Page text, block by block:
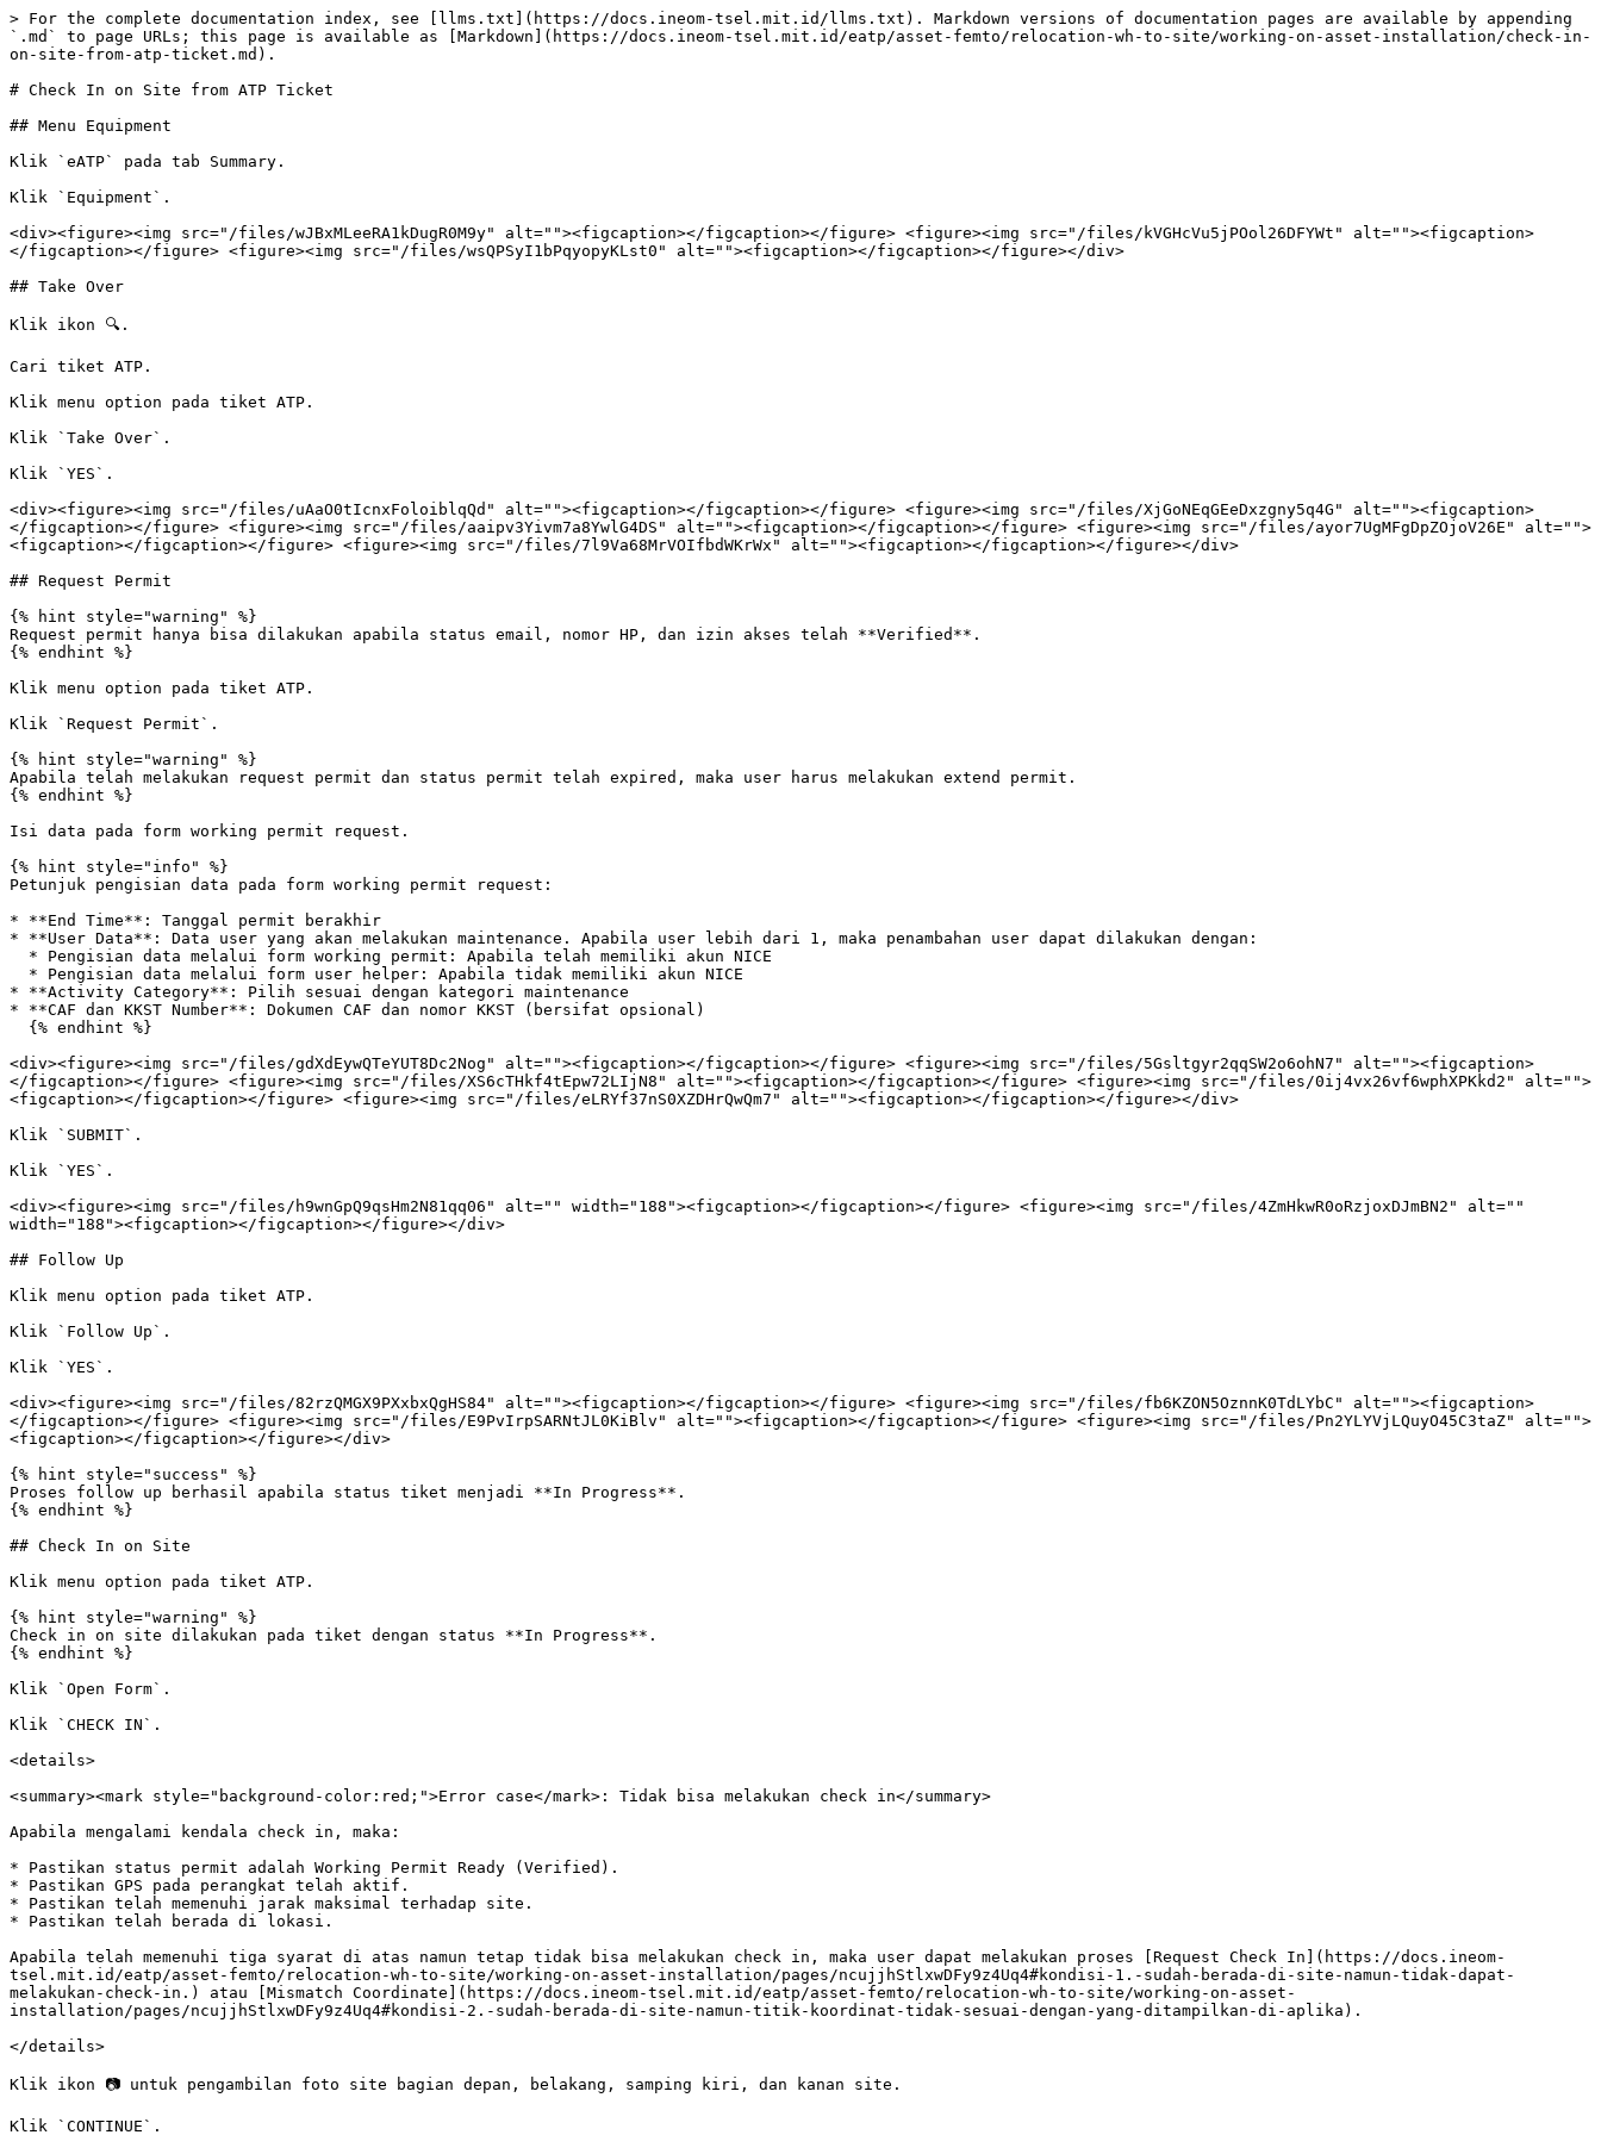
> For the complete documentation index, see [llms.txt](https://docs.ineom-tsel.mit.id/llms.txt). Markdown versions of documentation pages are available by appending
`.md` to page URLs; this page is available as [Markdown](https://docs.ineom-tsel.mit.id/eatp/asset-femto/relocation-wh-to-site/working-on-asset-installation/check-in-
on-site-from-atp-ticket.md).
# Check In on Site from ATP Ticket
## Menu Equipment
Klik `eATP` pada tab Summary.
Klik `Equipment`.
<div><figure><img src="/files/wJBxMLeeRA1kDugR0M9y" alt=""><figcaption></figcaption></figure> <figure><img src="/files/kVGHcVu5jPOol26DFYWt" alt=""><figcaption>
</figcaption></figure> <figure><img src="/files/wsQPSyI1bPqyopyKLst0" alt=""><figcaption></figcaption></figure></div>
## Take Over
Klik ikon 🔍.
Cari tiket ATP.
Klik menu option pada tiket ATP.
Klik `Take Over`.
Klik `YES`.
<div><figure><img src="/files/uAaO0tIcnxFoloiblqQd" alt=""><figcaption></figcaption></figure> <figure><img src="/files/XjGoNEqGEeDxzgny5q4G" alt=""><figcaption>
</figcaption></figure> <figure><img src="/files/aaipv3Yivm7a8YwlG4DS" alt=""><figcaption></figcaption></figure> <figure><img src="/files/ayor7UgMFgDpZOjoV26E" alt="">
<figcaption></figcaption></figure> <figure><img src="/files/7l9Va68MrVOIfbdWKrWx" alt=""><figcaption></figcaption></figure></div>
## Request Permit
{% hint style="warning" %}
Request permit hanya bisa dilakukan apabila status email, nomor HP, dan izin akses telah **Verified**.
{% endhint %}
Klik menu option pada tiket ATP.
Klik `Request Permit`.
{% hint style="warning" %}
Apabila telah melakukan request permit dan status permit telah expired, maka user harus melakukan extend permit.
{% endhint %}
Isi data pada form working permit request.
{% hint style="info" %}
Petunjuk pengisian data pada form working permit request:
* **End Time**: Tanggal permit berakhir
* **User Data**: Data user yang akan melakukan maintenance. Apabila user lebih dari 1, maka penambahan user dapat dilakukan dengan:
* **Activity Category**: Pilih sesuai dengan kategori maintenance
* **CAF dan KKST Number**: Dokumen CAF dan nomor KKST (bersifat opsional)
<div><figure><img src="/files/gdXdEywQTeYUT8Dc2Nog" alt=""><figcaption></figcaption></figure> <figure><img src="/files/5Gsltgyr2qqSW2o6ohN7" alt=""><figcaption>
</figcaption></figure> <figure><img src="/files/XS6cTHkf4tEpw72LIjN8" alt=""><figcaption></figcaption></figure> <figure><img src="/files/0ij4vx26vf6wphXPKkd2" alt="">
<figcaption></figcaption></figure> <figure><img src="/files/eLRYf37nS0XZDHrQwQm7" alt=""><figcaption></figcaption></figure></div>
Klik `SUBMIT`.
Klik `YES`.
<div><figure><img src="/files/h9wnGpQ9qsHm2N81qq06" alt="" width="188"><figcaption></figcaption></figure> <figure><img src="/files/4ZmHkwR0oRzjoxDJmBN2" alt=""
width="188"><figcaption></figcaption></figure></div>
## Follow Up
Klik menu option pada tiket ATP.
Klik `Follow Up`.
Klik `YES`.
<div><figure><img src="/files/82rzQMGX9PXxbxQgHS84" alt=""><figcaption></figcaption></figure> <figure><img src="/files/fb6KZON5OznnK0TdLYbC" alt=""><figcaption>
</figcaption></figure> <figure><img src="/files/E9PvIrpSARNtJL0KiBlv" alt=""><figcaption></figcaption></figure> <figure><img src="/files/Pn2YLYVjLQuyO45C3taZ" alt="">
<figcaption></figcaption></figure></div>
{% hint style="success" %}
Proses follow up berhasil apabila status tiket menjadi **In Progress**.
{% endhint %}
## Check In on Site
Klik menu option pada tiket ATP.
{% hint style="warning" %}
Check in on site dilakukan pada tiket dengan status **In Progress**.
{% endhint %}
Klik `Open Form`.
Klik `CHECK IN`.
<details>
<summary><mark style="background-color:red;">Error case</mark>: Tidak bisa melakukan check in</summary>
Apabila mengalami kendala check in, maka:
* Pastikan status permit adalah Working Permit Ready (Verified).
* Pastikan GPS pada perangkat telah aktif.
* Pastikan telah memenuhi jarak maksimal terhadap site.
* Pastikan telah berada di lokasi.
Apabila telah memenuhi tiga syarat di atas namun tetap tidak bisa melakukan check in, maka user dapat melakukan proses [Request Check In](https://docs.ineom-
tsel.mit.id/eatp/asset-femto/relocation-wh-to-site/working-on-asset-installation/pages/ncujjhStlxwDFy9z4Uq4#kondisi-1.-sudah-berada-di-site-namun-tidak-dapat-
melakukan-check-in.) atau [Mismatch Coordinate](https://docs.ineom-tsel.mit.id/eatp/asset-femto/relocation-wh-to-site/working-on-asset-
installation/pages/ncujjhStlxwDFy9z4Uq4#kondisi-2.-sudah-berada-di-site-namun-titik-koordinat-tidak-sesuai-dengan-yang-ditampilkan-di-aplika).
</details>
Klik ikon 📷 untuk pengambilan foto site bagian depan, belakang, samping kiri, dan kanan site.
Klik `CONTINUE`.